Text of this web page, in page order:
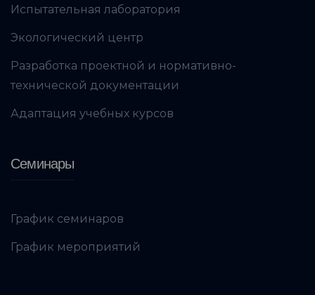
Испытательная лаборатория
Экологический центр
Разработка проектной и нормативно-
технической документации
Адаптация учебных курсов
Семинары
График семинаров
График мероприятий